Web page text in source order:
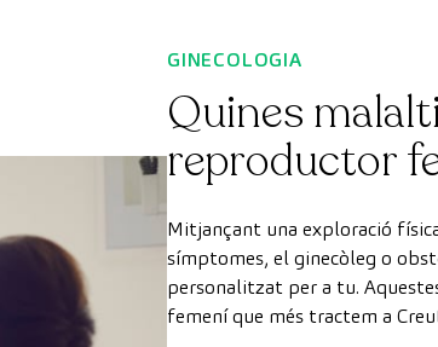
GINECOLOGIA
Quines
reproductor
Mitjançant una exploració
símptomes, el ginecòleg o
personalitzat per a tu.
femení que més tractem a